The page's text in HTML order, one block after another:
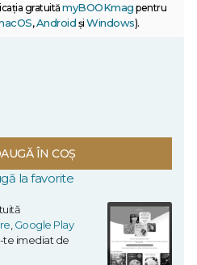
gratuitămyBOOKmag pentru
,Android și Windows).
ÎN COȘ
la favorite
,Google Play
te imediat de